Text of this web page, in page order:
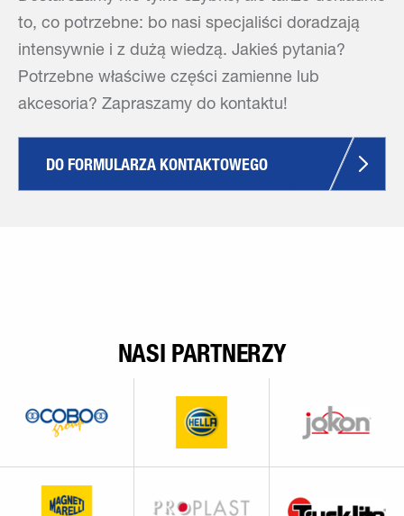
to, co potrzebne: bo nasi specjaliści doradzają
intensywnie i z dużą wiedzą. Jakieś pytania?
Potrzebne właściwe części zamienne lub
akcesoria? Zapraszamy do kontaktu!
DO FORMULARZA KONTAKTOWEGO
NASI PARTNERZY